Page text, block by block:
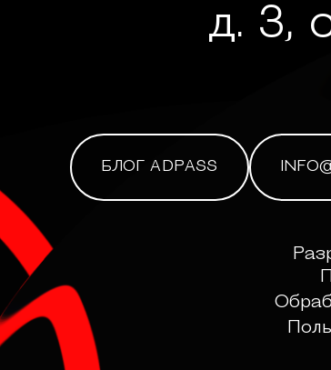
д. 3,
БЛОГ ADPASS